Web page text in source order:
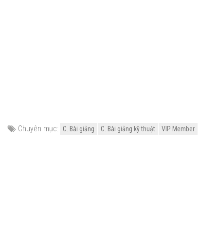
Chuyên mục: C. Bài giảng C. Bài giảng kỹ thuật VIP Member